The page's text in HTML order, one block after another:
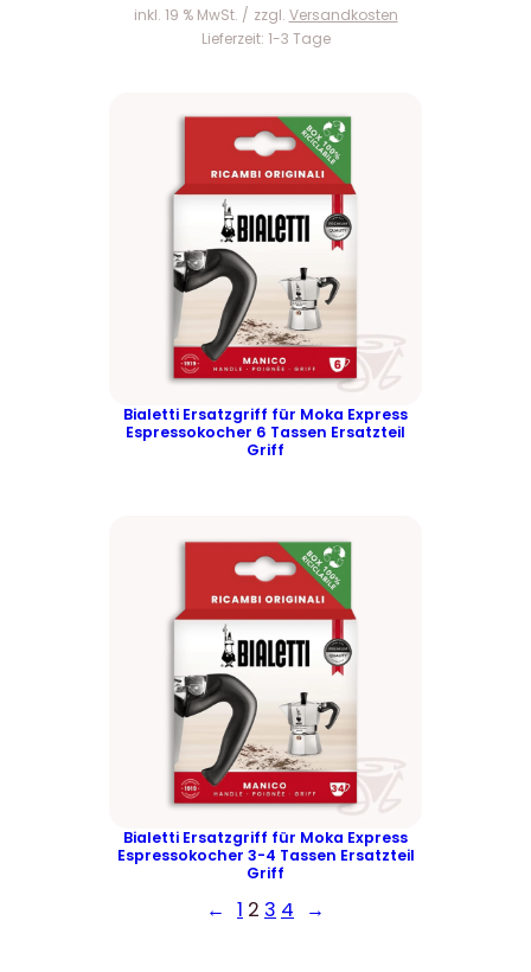
inkl. 19 % MwSt. zzgl. Versandkosten
Lieferzeit: 1-3 Tage
Bialetti Ersatzgriff für Moka Express
Espressokocher 6 Tassen Ersatzteil
Griff
Bialetti Ersatzgriff für Moka Express
Espressokocher 3-4 Tassen Ersatzteil
Griff
← 1 2 3 4 →